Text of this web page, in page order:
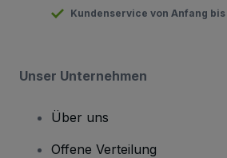
Kundenservice von Anfang bis
Unser Unternehmen
Über uns
Offene Verteilung